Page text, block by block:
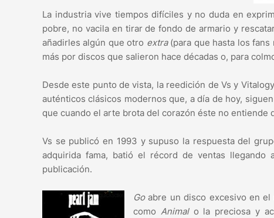
La industria vive tiempos difíciles y no duda en
pobre, no vacila en tirar de fondo de armario y
añadirles algún que otro extra(para que hasta los fans
más por discos que salieron hace décadas o, para
Desde este punto de vista, la reedición de Vs y
auténticos clásicos modernos que, a día de hoy,
que cuando el arte brota del corazón éste no entiende
Vs se publicó en 1993 y supuso la respuesta del
adquirida fama, batió el récord de ventas
publicación.
Goabre un disco excesivo en
como Animalo la preciosa y